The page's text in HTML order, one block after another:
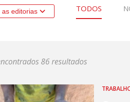
as editorias TODOS
86 resultados